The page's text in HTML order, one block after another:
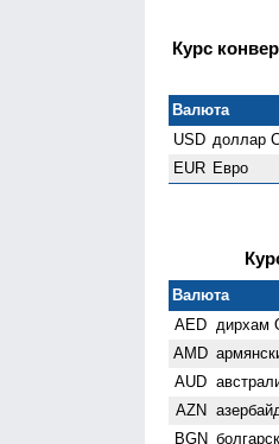
Курс
Валюта
USD доллар
EUR Евро
Валюта
AED дирхам
AMD
AUD
AZN
BGN